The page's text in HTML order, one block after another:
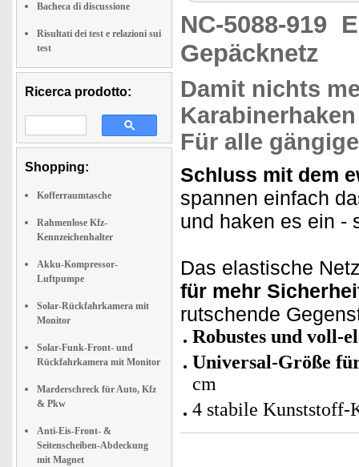
Bacheca di discussione
Risultati dei test e relazioni sui
test
Ricerca prodotto:
Shopping:
Kofferraumtasche
Rahmenlose Kfz-
Kennzeichenhalter
Akku-Kompressor-
Luftpumpe
Solar-Rückfahrkamera mit
Monitor
Solar-Funk-Front- und
Rückfahrkamera mit Monitor
Marderschreck für Auto, Kfz
& Pkw
Anti-Eis-Front- &
Seitenscheiben-Abdeckung
mit Magnet
NC-5088-919
Gepäcknetz
Damit nichts
Karabinerhaken
Für alle
Schluss mit dem
spannen einfach
und haken es ein -
Das elastische
für mehr
rutschende
Robustes und voll-
Universal-Größe
cm
4 stabile Kunststoff-